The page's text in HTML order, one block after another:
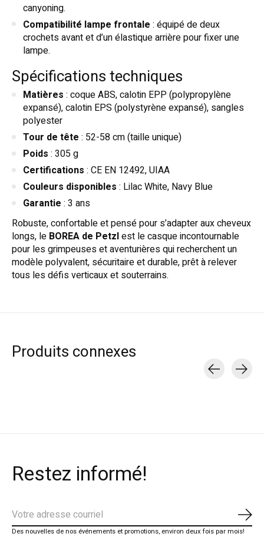
canyoning.
Compatibilité lampe frontale : équipé de deux
crochets avant et d’un élastique arrière pour fixer une
lampe.
Spécifications techniques
Matières : coque ABS, calotin EPP (polypropylène
expansé), calotin EPS (polystyrène expansé), sangles
polyester
Tour de tête : 52-58 cm (taille unique)
Poids : 305 g
Certifications : CE EN 12492, UIAA
Couleurs disponibles : Lilac White, Navy Blue
Garantie : 3 ans
Robuste, confortable et pensé pour s’adapter aux cheveux
longs, le BOREA de Petzlest le casque incontournable
pour les grimpeuses et aventurières qui recherchent un
modèle polyvalent, sécuritaire et durable, prêt à relever
tous les défis verticaux et souterrains.
Produits connexes
Restez informé!
Des nouvelles de nos événements et promotions, environ deux fois par mois!